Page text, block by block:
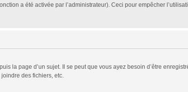
a été activée par l’administrateur). Ceci pour empêcher
la page d’un sujet. Il se peut que vous ayez besoin d’être
joindre des fichiers, etc.